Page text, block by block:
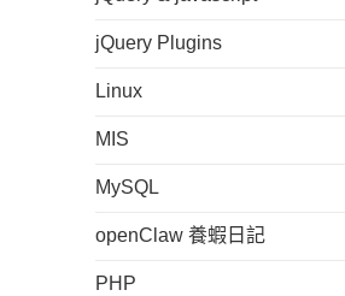
jQuery Plugins
Linux
MIS
MySQL
openClaw 養蝦日記
PHP